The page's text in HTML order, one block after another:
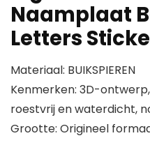
Naamplaat
Letters
Materiaal: BUIKSPIEREN
Kenmerken: 3D-
roestvrij en waterdicht,
Grootte: Origineel